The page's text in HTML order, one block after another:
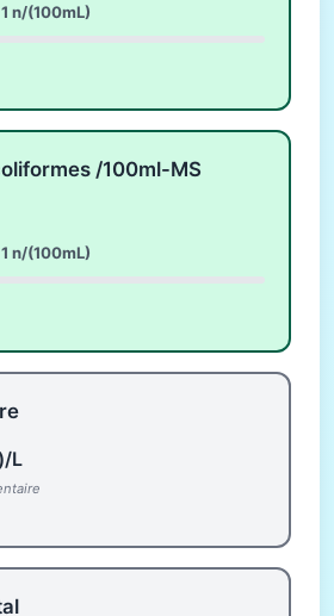
n/(100mL)
/100ml-MS
n/(100mL)
L